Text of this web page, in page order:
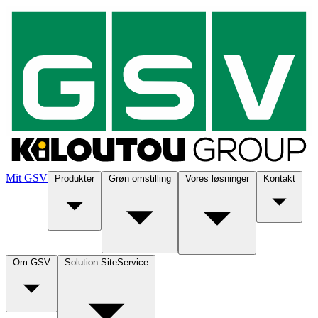
Mit GSV Produkter Grøn omstilling Vores løsninger Kontakt
Om GSV Solution SiteService